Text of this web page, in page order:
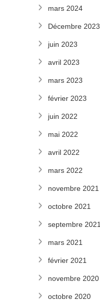
mars 2024
Décembre 2023
juin 2023
avril 2023
mars 2023
février 2023
juin 2022
mai 2022
avril 2022
mars 2022
novembre 2021
octobre 2021
septembre 2021
mars 2021
février 2021
novembre 2020
octobre 2020